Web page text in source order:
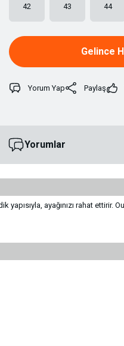
42 43 44
Gelince
Yorum Yap Paylaş
Yorumlar
ayağınızı rahat ettirir.